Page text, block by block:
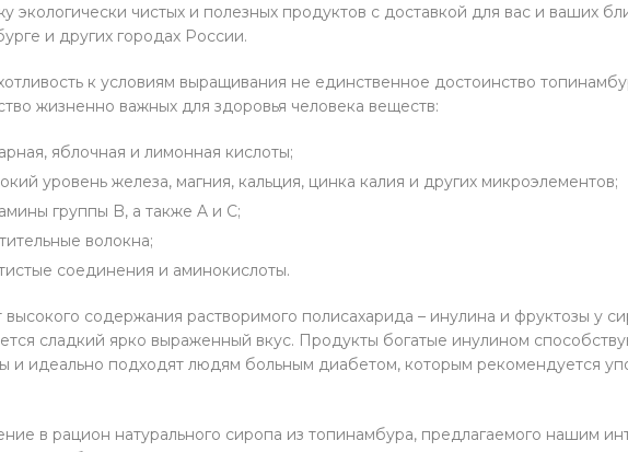
экологически чистых и полезных продуктов с доставкой для вас и ваших
и других городах России.
к условиям выращивания не единственное достоинство
жизненно важных для здоровья человека веществ:
яблочная и лимонная кислоты;
уровень железа, магния, кальция, цинка калия и других микроэлементов;
группы B, а также A и C;
волокна;
соединения и аминокислоты.
высокого содержания растворимого полисахарида – инулина и фруктозы у
сладкий ярко выраженный вкус. Продукты богатые инулином
и идеально подходят людям больным диабетом, которым рекомендуется
в рацион натурального сиропа из топинамбура, предлагаемого нашим